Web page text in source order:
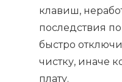
клавиш,
последствия
быстро
чистку, иначе
плату.